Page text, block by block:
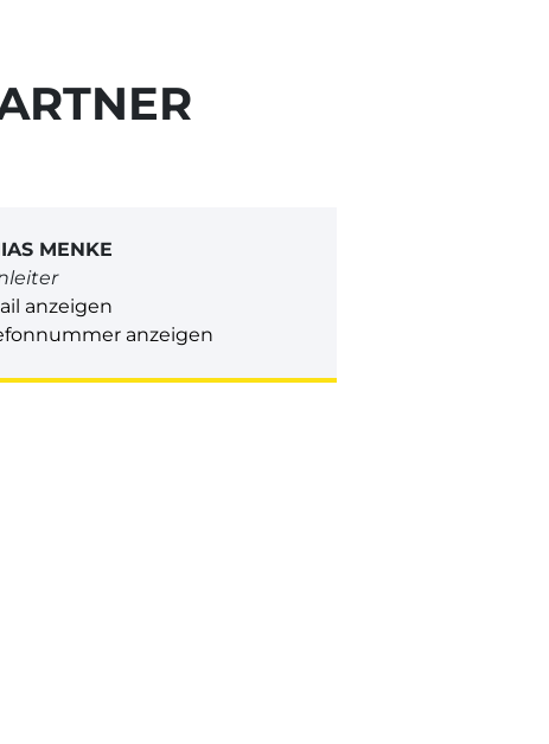
MENKE
anzeigen
anzeigen